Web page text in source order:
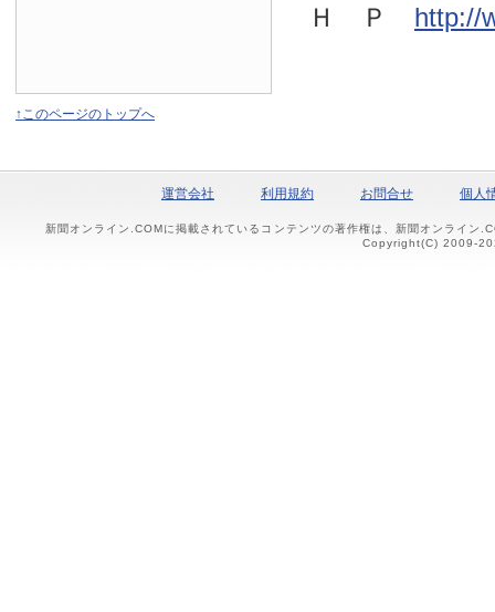
Ｈ Ｐ http://
↑このページのトップへ
運営会社 利用規約 お問合せ 個人
新聞オンライン.COMに掲載されているコンテンツの著作権は、新聞オンライン
Copyright(C) 2009-